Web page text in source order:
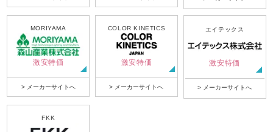
MORIYAMA
激安特価
> メーカーサイトへ
COLOR KINETICS
激安特価
> メーカーサイトへ
エイテックス
激安特価
> メーカーサイトへ
FKK